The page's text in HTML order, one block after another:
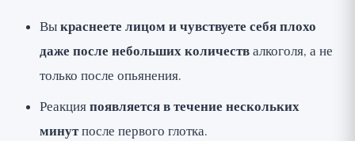
Выкраснеете лицом и чувствуете себя плохо
даже после небольших количествалкоголя, а не
только после опьянения.
Реакцияпоявляется в течение нескольких
минутпосле первого глотка.